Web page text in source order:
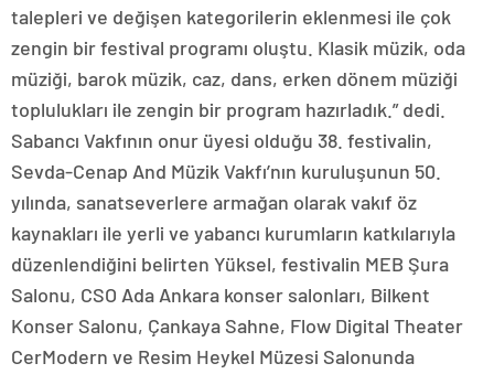
talepleri ve değişen kategorilerin eklenmesi ile çok
zengin bir festival programı oluştu. Klasik müzik, oda
müziği, barok müzik, caz, dans, erken dönem müziği
toplulukları ile zengin bir program hazırladık.” dedi.
Sabancı Vakfının onur üyesi olduğu 38. festivalin,
Sevda-Cenap And Müzik Vakfı’nın kuruluşunun 50.
yılında, sanatseverlere armağan olarak vakıf öz
kaynakları ile yerli ve yabancı kurumların katkılarıyla
düzenlendiğini belirten Yüksel, festivalin MEB Şura
Salonu, CSO Ada Ankara konser salonları, Bilkent
Konser Salonu, Çankaya Sahne, Flow Digital Theater
CerModern ve Resim Heykel Müzesi Salonunda